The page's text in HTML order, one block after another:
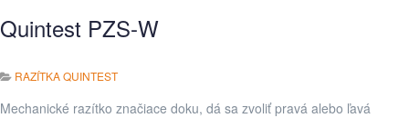
Quintest PZS-W
RAZÍTKA QUINTEST
Mechanické razítko značiace doku, dá sa zvoliť pravá alebo ľavá